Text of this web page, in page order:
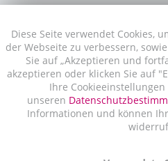
Diese Seite verwendet Cookies,
der Webseite zu verbessern,
Sie auf „Akzeptieren und
akzeptieren oder klicken Sie auf
Ihre
unseren
Informationen und können